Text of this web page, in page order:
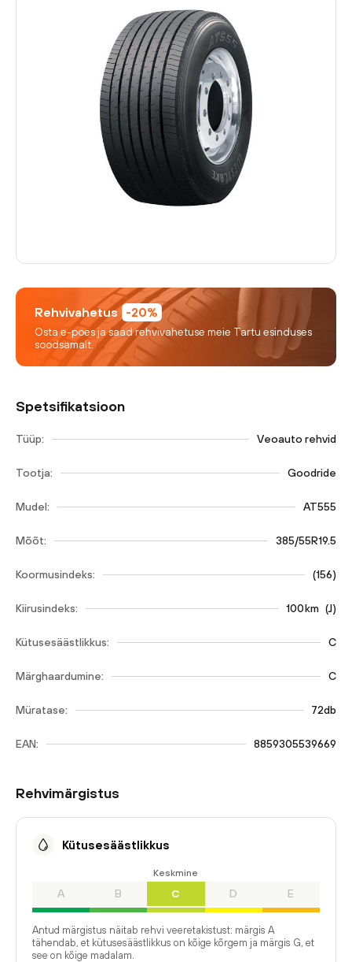
Rehvivahetus -20%
Osta e-poes ja saad rehvivahetuse meie Tartu esinduses
soodsamalt.
Spetsifikatsioon
Tüüp: Veoauto rehvid
Tootja: Goodride
Mudel: AT555
Mõõt: 385/55R19.5
Koormusindeks: (156)
Kiirusindeks: 100km (J)
Kütusesäästlikkus: C
Märghaardumine: C
Müratase: 72db
EAN: 8859305539669
Rehvimärgistus
Kütusesäästlikkus
A B
Keskmine
C D E
Antud märgistus näitab rehvi veeretakistust: märgis A
tähendab, et kütusesäästlikkus on kõige kõrgem ja märgis G, et
see on kõige madalam.